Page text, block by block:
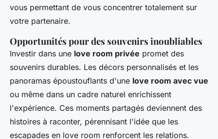
vous permettant de vous concentrer totalement sur
votre partenaire.
Opportunités pour des souvenirs inoubliables
Investir dans une love room privée promet des
souvenirs durables. Les décors personnalisés et les
panoramas époustouflants d'une love room avec vue
ou même dans un cadre naturel enrichissent
l'expérience. Ces moments partagés deviennent des
histoires à raconter, pérennisant l'idée que les
escapades en love room renforcent les relations.